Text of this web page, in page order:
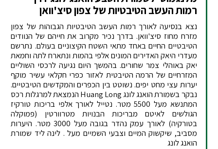
רמות העשב הטיבטיות של צפון סיצ'וואן
נצא בנסיעה לאורך רמות העשב הטיבטיות הגבוהות של צפון
מזרח מחוז סיצ'וואן. בדרך נכיר מקרוב את חייהם של הנוודים
הטיבטיים החיים באחד מתאי השטח הקיצוניים בעולם. נתרשם
מעדרי היאק האדירים המונים אלפי בהמות ונתארח לתה וחמאת
יאק באוהלי צמר שחורים. בהמשך היום נגיעה לרכסי השוליים
המזרחיים של הרמה הטיבטית לאזור כפרי חקלאי עשיר מוקף
יערות עצי מחט יפים. נשוטט בין הכפרים והמקדשים הטיבטיים.
נבקר בשמורת הואנג לונג Huang Long הנמצאת למרגלות רכס
המתנשא מעל 5500 מטר. נטייל לאורך אלפי בריכות טורקיז
הגולשים לאיטם מבריכות הבנויות מטרוורטין (פמוקלה
בטורקיה) לאורך עמק נהדר בגובה מעל 3000 מטר. היערות
מסביב, שיקשוק המיים וצבעי השמיים מעל . לינה ליד שמורת
הואנג לונג